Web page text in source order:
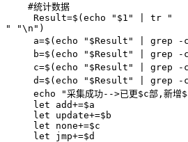
#统计数据
Result=$(echo "$1" | tr "
" "\n")
a=$(echo "$Result" | grep -c
b=$(echo "$Result" | grep -c
c=$(echo "$Result" | grep -c
d=$(echo "$Result" | grep -c
echo "采集成功-->已更$c部,新增$a
let add+=$a
let update+=$b
let none+=$c
let jmp+=$d